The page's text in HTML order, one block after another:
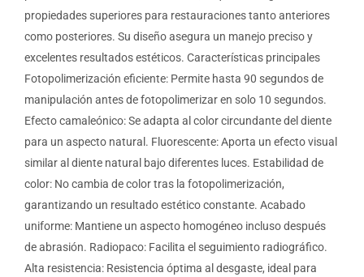
propiedades superiores para restauraciones tanto anteriores
como posteriores. Su diseño asegura un manejo preciso y
excelentes resultados estéticos. Características principales
Fotopolimerización eficiente: Permite hasta 90 segundos de
manipulación antes de fotopolimerizar en solo 10 segundos.
Efecto camaleónico: Se adapta al color circundante del diente
para un aspecto natural. Fluorescente: Aporta un efecto visual
similar al diente natural bajo diferentes luces. Estabilidad de
color: No cambia de color tras la fotopolimerización,
garantizando un resultado estético constante. Acabado
uniforme: Mantiene un aspecto homogéneo incluso después
de abrasión. Radiopaco: Facilita el seguimiento radiográfico.
Alta resistencia: Resistencia óptima al desgaste, ideal para